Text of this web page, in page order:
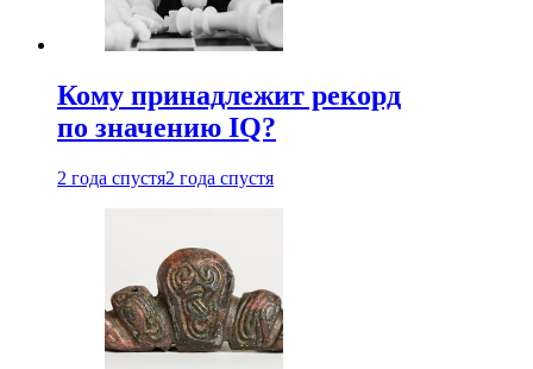
Кому принадлежит рекорд
по значению IQ?
2 года спустя2 года спустя